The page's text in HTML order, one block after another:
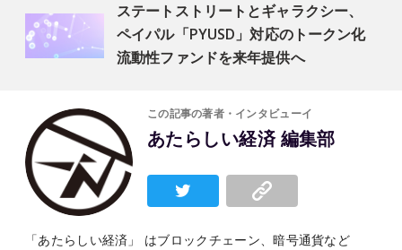
ステートストリートとギャラクシー、
ペイパル「PYUSD」対応のトークン化
流動性ファンドを来年提供へ
この記事の著者・インタビューイ
あたらしい経済 編集部
「あたらしい経済」 はブロックチェーン、暗号通貨など